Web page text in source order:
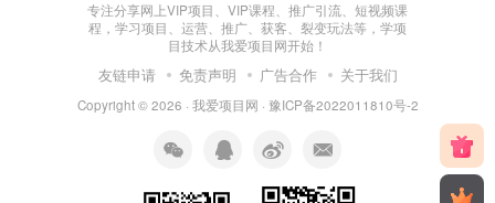
专注分享网上VIP项目、VIP课程、推广引流、短视频课
程，学习项目、运营、推广、获客、裂变玩法等，学项
目技术从我爱项目网开始！
友链申请 免责声明 广告合作 关于我们
Copyright © 2026 · 我爱项目网 · 豫ICP备2022011810号-2